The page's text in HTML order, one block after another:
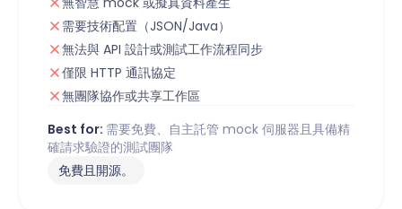
需要技術配置（JSON/Java）
無法與 API 設計或測試工作流程同步
僅限 HTTP 通訊協定
無團隊協作或共享工作區
Best for: 需要免費、自主託管 mock 伺服器且具備精
確請求驗證的測試團隊
免費且開源。